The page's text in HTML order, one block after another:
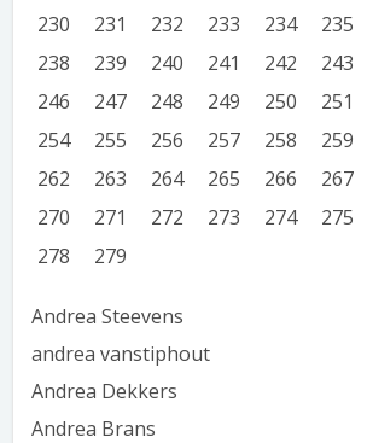
230
231 232 233 234 235
238
239 240 241 242 243
246
247 248 249 250 251
254
255 256 257 258 259
262
263 264 265 266 267
270
271 272 273 274 275
278
279
Andrea Steevens
andrea vanstiphout
Andrea Dekkers
Andrea Brans